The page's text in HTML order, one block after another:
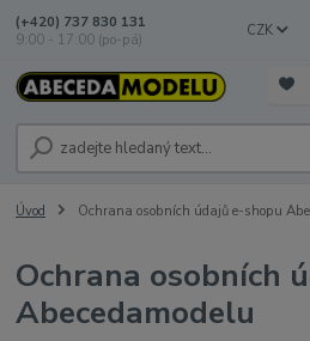
CZK
(+420) 737 830 131
9:00 - 17:00 (po-pá)
Úvod Ochrana osobních údajů e-shopu
Ochrana osobních
Abecedamodelu